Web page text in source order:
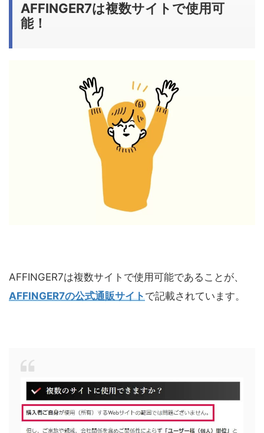
AFFINGER7は複数サイトで使用可
能！
AFFINGER7は複数サイトで使用可能であることが、
AFFINGER7の公式通販サイトで記載されています。